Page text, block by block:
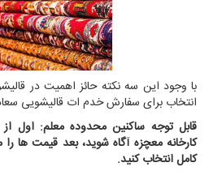
با وجود این سه نکته حائز اهمیت در
انتخاب برای سفارش خدم ات قالیشویی
قابل توجه ساکنین محدوده معلم: اول
کارخانه معچزه آگاه شوید، بعد قیمت ها را
کامل انتخاب کنید.